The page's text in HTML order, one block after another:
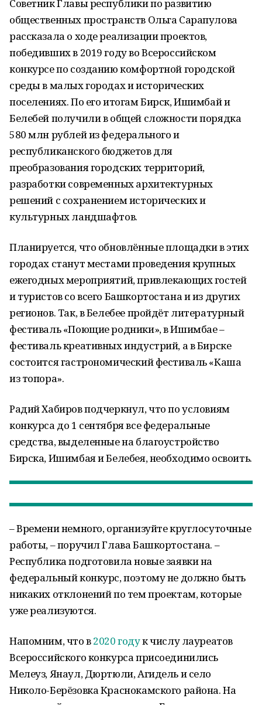
Советник Главы республики по развитию
общественных пространств Ольга Сарапулова
рассказала о ходе реализации проектов,
победивших в 2019 году во Всероссийском
конкурсе по созданию комфортной городской
среды в малых городах и исторических
поселениях. По его итогам Бирск, Ишимбай и
Белебей получили в общей сложности порядка
580 млн рублей из федерального и
республиканского бюджетов для
преобразования городских территорий,
разработки современных архитектурных
решений с сохранением исторических и
культурных ландшафтов.
Планируется, что обновлённые площадки в этих
городах станут местами проведения крупных
ежегодных мероприятий, привлекающих гостей
и туристов со всего Башкортостана и из других
регионов. Так, в Белебее пройдёт литературный
фестиваль «Поющие родники», в Ишимбае –
фестиваль креативных индустрий, а в Бирске
состоится гастрономический фестиваль «Каша
из топора».
Радий Хабиров подчеркнул, что по условиям
конкурса до 1 сентября все федеральные
средства, выделенные на благоустройство
Бирска, Ишимбая и Белебея, необходимо освоить.
– Времени немного, организуйте круглосуточные
работы, – поручил Глава Башкортостана. –
Республика подготовила новые заявки на
федеральный конкурс, поэтому не должно быть
никаких отклонений по тем проектам, которые
уже реализуются.
Напомним, что в2020 годук числу лауреатов
Всероссийского конкурса присоединились
Мелеуз, Янаул, Дюртюли, Агидель и село
Николо-Берёзовка Краснокамского района. На